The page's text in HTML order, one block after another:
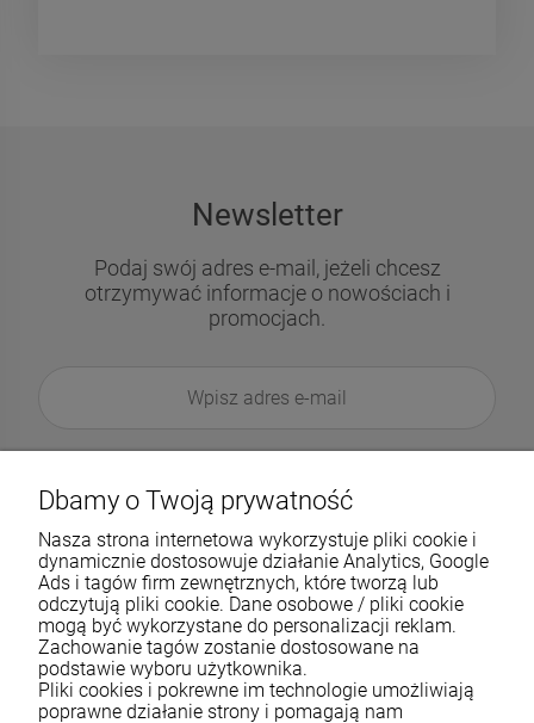
Newsletter
Podaj swój adres e-mail, jeżeli chcesz
otrzymywać informacje o nowościach i
promocjach.
Pomoc
Dbamy o Twoją prywatność
Nasza strona internetowa wykorzystuje pliki cookie i
dynamicznie dostosowuje działanie Analytics, Google
Ads i tagów firm zewnętrznych, które tworzą lub
odczytują pliki cookie. Dane osobowe / pliki cookie
mogą być wykorzystane do personalizacji reklam.
Zachowanie tagów zostanie dostosowane na
podstawie wyboru użytkownika.
Pliki cookies i pokrewne im technologie umożliwiają
poprawne działanie strony i pomagają nam